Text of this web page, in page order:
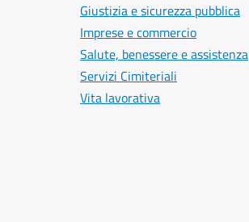
Giustizia e sicurezza pubblica
Imprese e commercio
Salute, benessere e assistenza
Servizi Cimiteriali
Vita lavorativa